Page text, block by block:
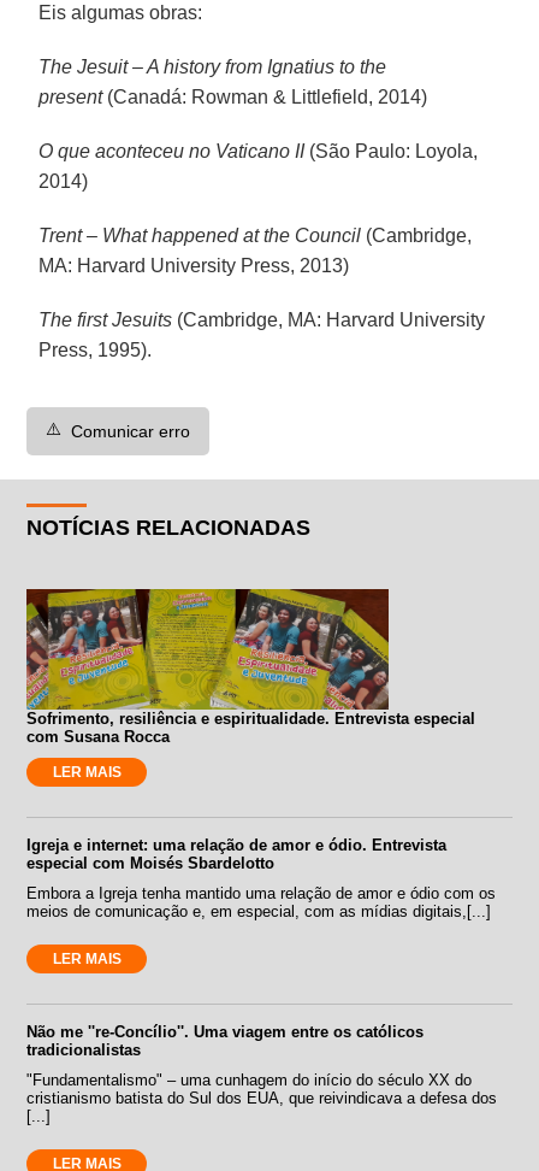
Eis algumas obras:
The Jesuit – A history from Ignatius to the
present (Canadá: Rowman & Littlefield, 2014)
O que aconteceu no Vaticano II (São Paulo: Loyola,
2014)
Trent – What happened at the Council (Cambridge,
MA: Harvard University Press, 2013)
The first Jesuits (Cambridge, MA: Harvard University
Press, 1995).
⚠️ Comunicar erro
NOTÍCIAS RELACIONADAS
Sofrimento, resiliência e espiritualidade. Entrevista especial
com Susana Rocca
LER MAIS
Igreja e internet: uma relação de amor e ódio. Entrevista
especial com Moisés Sbardelotto
Embora a Igreja tenha mantido uma relação de amor e ódio com os
meios de comunicação e, em especial, com as mídias digitais,[...]
LER MAIS
Não me ''re-Concílio''. Uma viagem entre os católicos
tradicionalistas
"Fundamentalismo" – uma cunhagem do início do século XX do
cristianismo batista do Sul dos EUA, que reivindicava a defesa dos
[...]
LER MAIS